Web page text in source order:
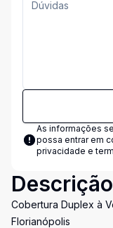
As informações
possa entrar em
privacidade e
Descrição
Cobertura Duplex à
Florianópolis